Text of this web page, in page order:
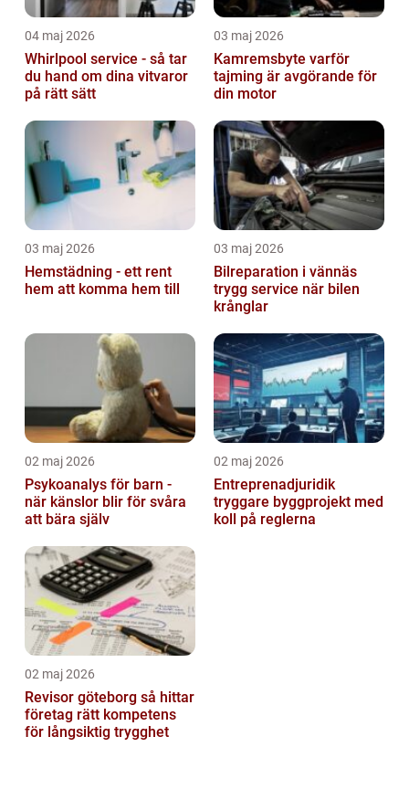
04 maj 2026
Whirlpool service - så tar
du hand om dina vitvaror
på rätt sätt
03 maj 2026
Kamremsbyte varför
tajming är avgörande för
din motor
03 maj 2026
Hemstädning - ett rent
hem att komma hem till
03 maj 2026
Bilreparation i vännäs
trygg service när bilen
krånglar
02 maj 2026
Psykoanalys för barn -
när känslor blir för svåra
att bära själv
02 maj 2026
Entreprenadjuridik
tryggare byggprojekt med
koll på reglerna
02 maj 2026
Revisor göteborg så hittar
företag rätt kompetens
för långsiktig trygghet